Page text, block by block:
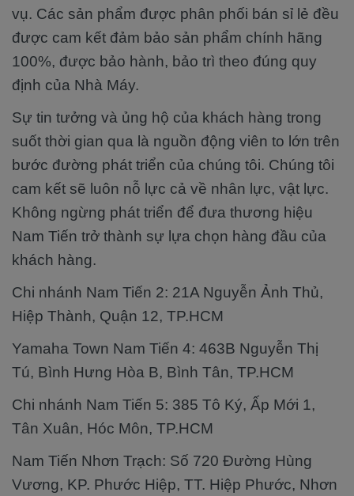
vụ. Các sản phẩm được phân phối bán sỉ lẻ đều
được cam kết đảm bảo sản phẩm chính hãng
100%, được bảo hành, bảo trì theo đúng quy
định của Nhà Máy.
Sự tin tưởng và ủng hộ của khách hàng trong
suốt thời gian qua là nguồn động viên to lớn trên
bước đường phát triển của chúng tôi. Chúng tôi
cam kết sẽ luôn nỗ lực cả về nhân lực, vật lực.
Không ngừng phát triển để đưa thương hiệu
Nam Tiến trở thành sự lựa chọn hàng đầu của
khách hàng.
Chi nhánh Nam Tiến 2: 21A Nguyễn Ảnh Thủ,
Hiệp Thành, Quận 12, TP.HCM
Yamaha Town Nam Tiến 4: 463B Nguyễn Thị
Tú, Bình Hưng Hòa B, Bình Tân, TP.HCM
Chi nhánh Nam Tiến 5: 385 Tô Ký, Ấp Mới 1,
Tân Xuân, Hóc Môn, TP.HCM
Nam Tiến Nhơn Trạch: Số 720 Đường Hùng
Vương, KP. Phước Hiệp, TT. Hiệp Phước, Nhơn